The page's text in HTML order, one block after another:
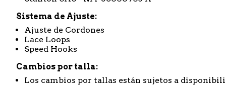
Sistema de Ajuste
Ajuste de Cordones
Lace Loops
Speed Hooks
Cambios por talla
Los cambios por tallas están sujetos a